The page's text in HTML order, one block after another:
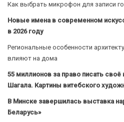
Как выбрать микрофон для записи
Новые имена в современном
в 2026 году
Региональные особенности
влияют на дома
55 миллионов за право писать своё
Шагала. Картины витебского
В Минске завершилась выставка
Беларусь»